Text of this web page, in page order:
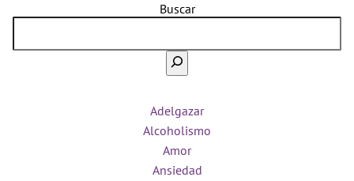
Buscar
Adelgazar
Alcoholismo
Amor
Ansiedad